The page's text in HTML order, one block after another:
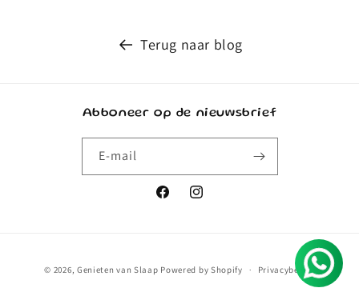
Terug naar blog
Abboneer op de nieuwsbrief
E‑mail
FacebookInstagram
© 2026, Genieten van Slaap Powered by Shopify Privacybeleid